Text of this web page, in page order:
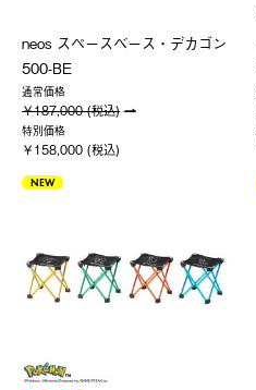
neos スペースベース・デカゴン
500-BE
通常価格
￥187,000 (税込)
特別価格
￥158,000 (税込)
NEW